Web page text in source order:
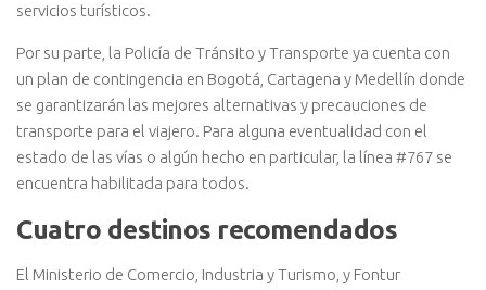
servicios turísticos.
Por su parte, la Policía de Tránsito y Transporte ya cuenta con
un plan de contingencia en Bogotá, Cartagena y Medellín donde
se garantizarán las mejores alternativas y precauciones de
transporte para el viajero. Para alguna eventualidad con el
estado de las vías o algún hecho en particular, la línea #767 se
encuentra habilitada para todos.
Cuatro destinos recomendados
El Ministerio de Comercio, Industria y Turismo, y Fontur